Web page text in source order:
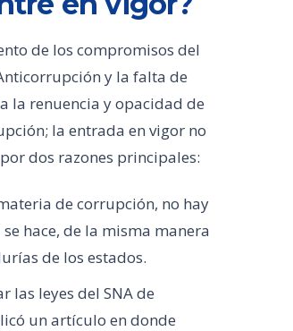
de los compromisos del
y la falta de
la renuencia y opacidad de
la entrada en vigor no
dos razones principales:
de corrupción, no hay
hace, de la misma manera
de los estados.
las leyes del SNA de
un artículo en donde